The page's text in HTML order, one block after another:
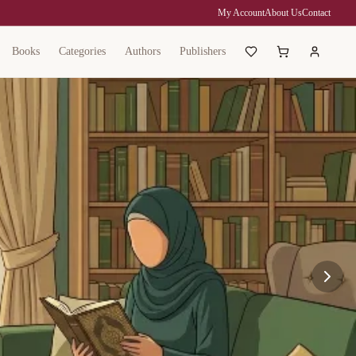
My AccountAbout UsContact
Books Categories Authors Publishers